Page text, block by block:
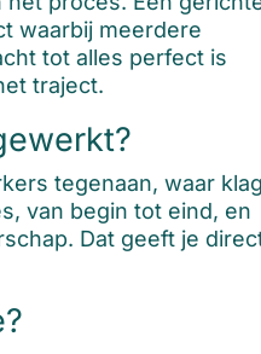
waarbij meerdere
tot alles perfect is
traject.
tegenaan, waar
van begin tot eind, en
Dat geeft je